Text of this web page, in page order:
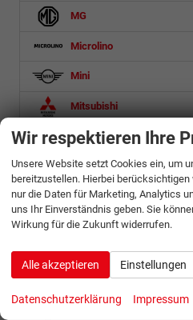
MG
Microlino
Mini
Mitsubishi
Nissan
Omoda
Opel
Ora
Peugeot
Wir respektieren Ihre
Unsere Website setzt Cookies ein, um
bereitzustellen. Hierbei
nur die Daten für Marketing, Analytics
uns Ihr Einverständnis geben. Sie
Wirkung für die Zukunft widerrufen.
Alle akzeptieren Einstellungen
Datenschutzerklärung Impressum